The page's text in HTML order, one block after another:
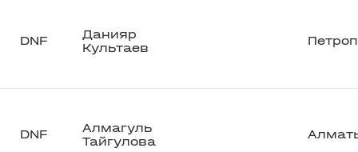
DNF
Данияр
Культаев
DNF
Алмагуль
Тайгулова